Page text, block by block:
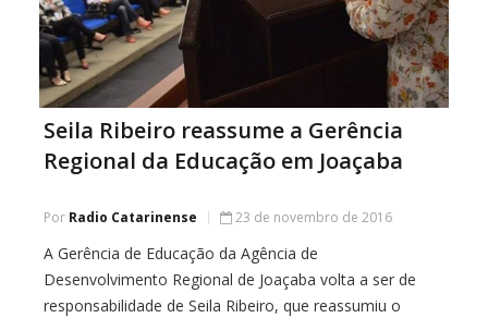
Seila Ribeiro reassume a Gerência
Regional da Educação em Joaçaba
Por Radio Catarinense 23 de novembro de 2016
A Gerência de Educação da Agência de
Desenvolvimento Regional de Joaçaba volta a ser de
responsabilidade de Seila Ribeiro, que reassumiu o